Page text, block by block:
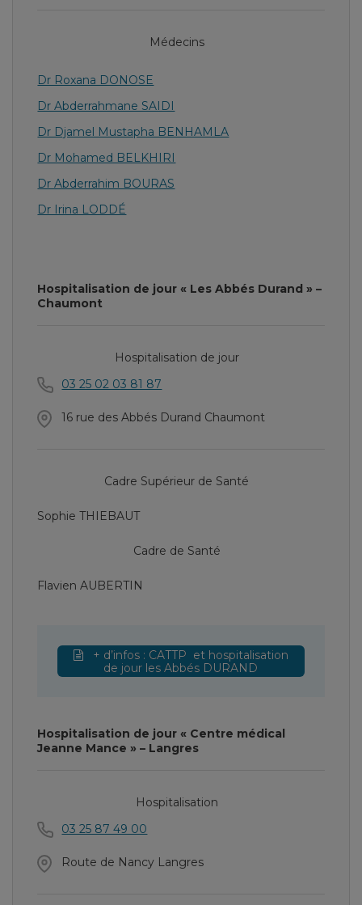
Médecins
Dr Roxana DONOSE
Dr Abderrahmane SAIDI
Dr Djamel Mustapha BENHAMLA
Dr Mohamed BELKHIRI
Dr Abderrahim BOURAS
Dr Irina LODDÉ
Hospitalisation de jour « Les Abbés Durand » –
Chaumont
Hospitalisation de jour
03 25 02 03 81 87
16 rue des Abbés Durand Chaumont
Cadre Supérieur de Santé
Sophie THIEBAUT
Cadre de Santé
Flavien AUBERTIN
+ d’infos : CATTP et hospitalisation
de jour les Abbés DURAND
Hospitalisation de jour « Centre médical
Jeanne Mance » – Langres
Hospitalisation
03 25 87 49 00
Route de Nancy Langres